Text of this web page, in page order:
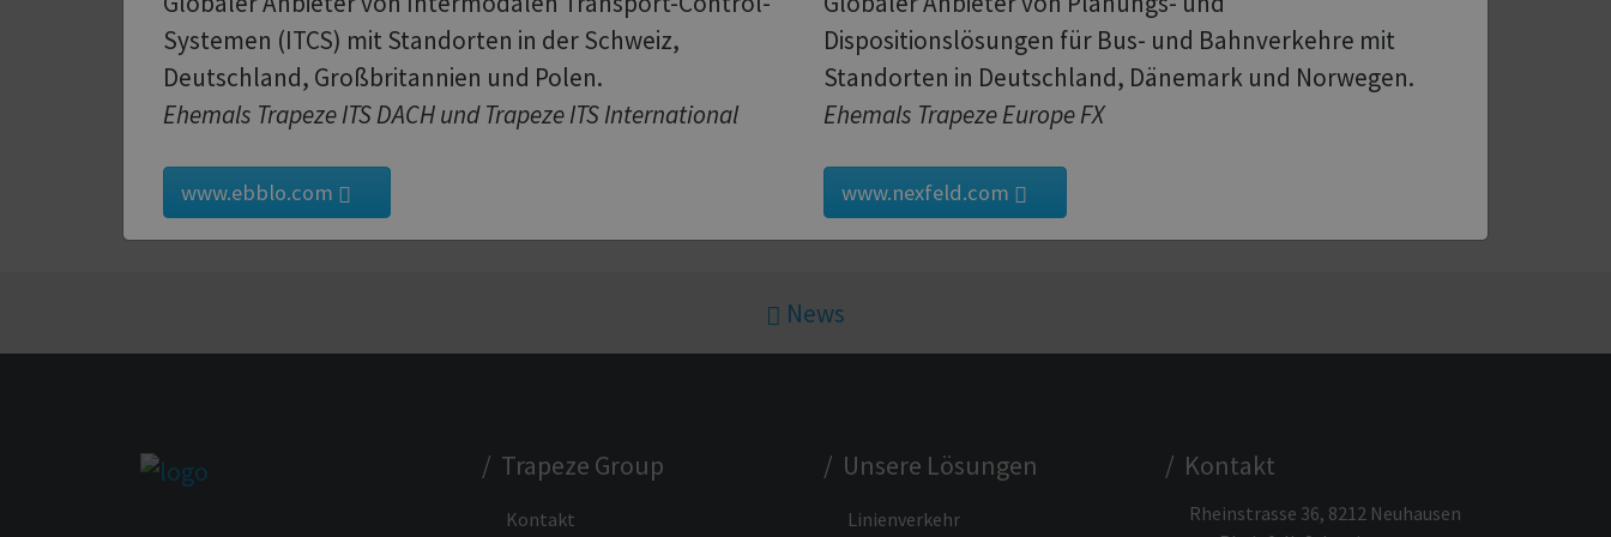
Systemen (ITCS) mit Standorten in der Schweiz,
Deutschland, Großbritannien und Polen.
Ehemals Trapeze ITS DACH und Trapeze ITS International
www.ebblo.com
Dispositionslösungen für Bus- und Bahnverkehre mit
Standorten in Deutschland, Dänemark und Norwegen.
Ehemals Trapeze Europe FX
www.nexfeld.com
PDF-Download
Fachartikel
News
/ Trapeze Group
Kontakt
/ Unsere Lösungen
Linienverkehr
/ Kontakt
Rheinstrasse 36, 8212 Neuhausen